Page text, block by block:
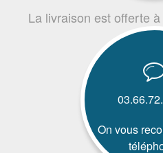
La livraison est offerte
On vous